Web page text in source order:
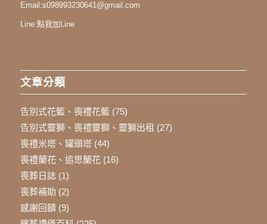
Email:s098993230641@gmail.com
Line:點我加Line
文章分類
告別式花籃、喪禮花籃(75)
告別式靈獅、喪禮靈獅、靈獅出租 (27)
喪禮米塔、罐頭塔(44)
喪禮蘭花、追思蘭花(16)
喪葬日誌(1)
喪葬補助 (2)
感謝回饋(9)